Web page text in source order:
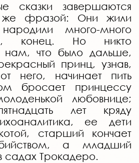
сказки завершаются
фразой: Они жили
много-много
конец. Но никто
нам, что было дальше,
принц, узнав,
него, начинает пить
бросает принцессу
любовнице;
лет кряду
ее дети
старший кончает
а младший
садах Трокадеро.